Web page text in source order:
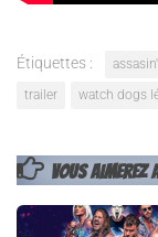
Étiquettes :
trailer
watch dogs
VOUS AIMEREZ